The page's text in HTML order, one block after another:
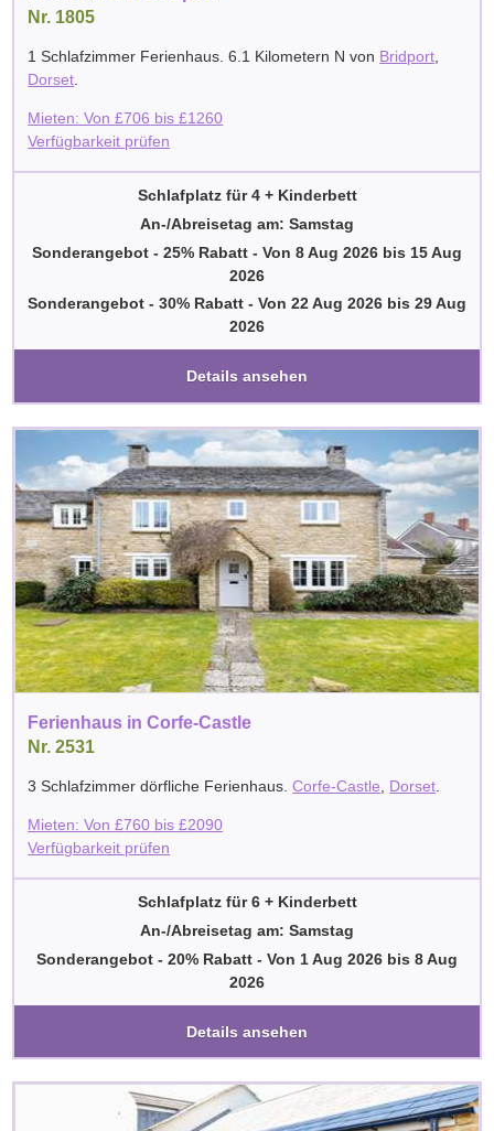
Nr. 1805
1 Schlafzimmer Ferienhaus. 6.1 Kilometern N von Bridport
Dorset
Mieten: Von£706 bis£1260
Verfügbarkeit prüfen
Schlafplatz für 4 + Kinderbett
An-/Abreisetag am: Samstag
Sonderangebot - 25% Rabatt - Von 8 Aug 2026 bis 15 Aug
2026
Sonderangebot - 30% Rabatt - Von 22 Aug 2026 bis 29 Aug
2026
Details ansehen
Ferienhaus in Corfe-Castle
Nr. 2531
3 Schlafzimmer dörfliche Ferienhaus.Corfe-Castle Dorset
Mieten: Von£760 bis£2090
Verfügbarkeit prüfen
Schlafplatz für 6 + Kinderbett
An-/Abreisetag am: Samstag
Sonderangebot - 20% Rabatt - Von 1 Aug 2026 bis 8 Aug
2026
Details ansehen